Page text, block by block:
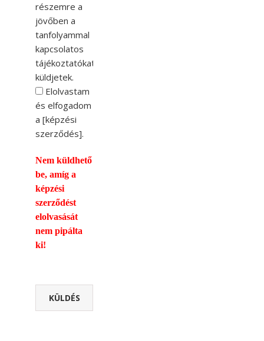
részemre a
jövőben a
tanfolyammal
kapcsolatos
tájékoztatókat
küldjetek.
Elolvastam
és elfogadom
a [képzési
szerződés].
Nem küldhető
be, amíg a
képzési
szerződést
elolvasását
nem pipálta
ki!